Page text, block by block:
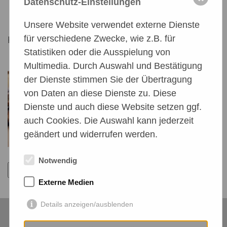
Khalil Gibran 1883 – 1932
Unsere Website verwendet externe Dienste
für verschiedene Zwecke, wie z.B. für
Statistiken oder die Ausspielung von
Multimedia. Durch Auswahl und Bestätigung
der Dienste stimmen Sie der Übertragung
von Daten an diese Dienste zu. Diese
Dienste und auch diese Website setzen ggf.
auch Cookies. Die Auswahl kann jederzeit
geändert und widerrufen werden.
Notwendig
Externe Medien
Details anzeigen/ausblenden